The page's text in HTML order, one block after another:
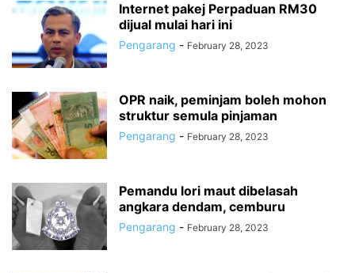
Internet pakej Perpaduan RM30
dijual mulai hari ini
Pengarang - February 28, 2023
OPR naik, peminjam boleh mohon
struktur semula pinjaman
Pengarang - February 28, 2023
Pemandu lori maut dibelasah
angkara dendam, cemburu
Pengarang - February 28, 2023